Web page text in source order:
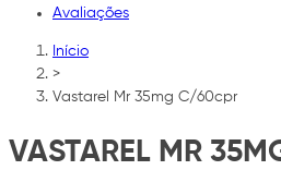
Avaliações
Início
>
Vastarel Mr 35mg C/60cpr
VASTAREL MR